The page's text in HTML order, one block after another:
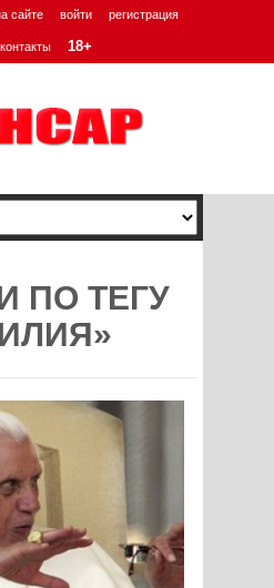
сайте войти регистрация
контакты 18+
ПО ТЕГУ